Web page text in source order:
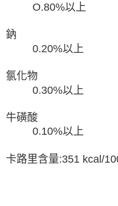
O.80%以上
0.20%以上
氯
0.30%以上
牛
0.10%以上
卡路里含量:351 kcal/